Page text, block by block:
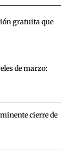
gratuita que
de marzo:
cierre de